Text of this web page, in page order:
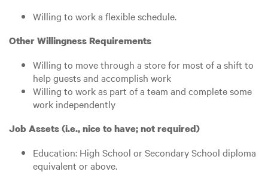
Willing to work a flexible schedule.
Other Willingness Requirements
Willing to move through a store for most of a shift to
help guests and accomplish work
Willing to work as part of a team and complete some
work independently
Job Assets (i.e., nice to have; not required)
Education: High School or Secondary School diploma
equivalent or above.